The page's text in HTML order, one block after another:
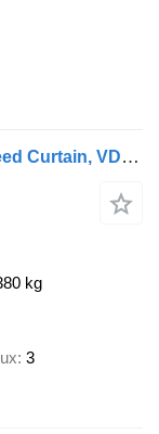
Schmitz Cargobull SCB 24, Mega, Speed Curtain, VDI 2700
kg
3